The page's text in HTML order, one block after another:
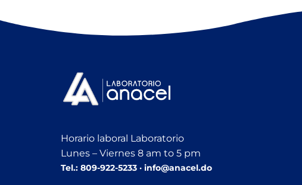
Horario laboral Laboratorio
Lunes – Viernes 8 am to 5 pm
Tel.: 809-922-5233 · info@anacel.do